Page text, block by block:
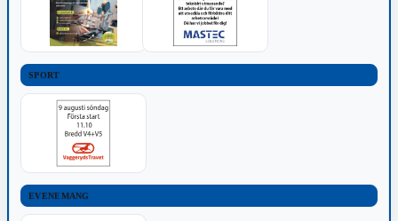
SPORT
EVENEMANG